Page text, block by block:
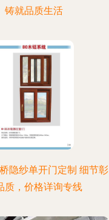
铸就品质生活
隐纱单开门定制 细节彰
质，价格详询专线